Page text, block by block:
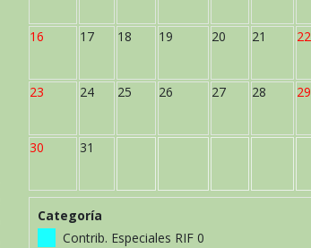
16 17 18 19 20 21 22
23 24 25 26 27 28 29
30 31
Categoría
Contrib. Especiales RIF 0